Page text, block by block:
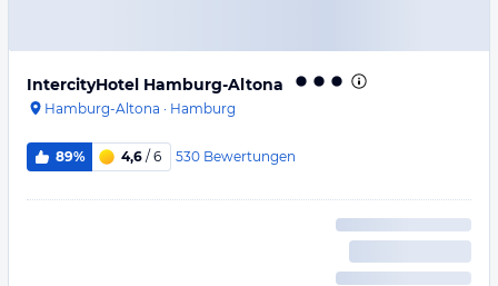
IntercityHotel Hamburg-Altona
Hamburg-Altona · Hamburg
89% 4,6 / 6 530 Bewertungen